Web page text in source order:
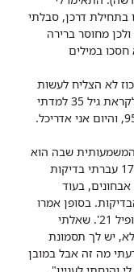
דרכן, סבלתי
מחוסר ברירה
חסכו במילים
לא הצליח לעשות
בגרויות. הוא פיצה על החסך מאחור יותר. "לקראת גיל 35 למדתי
הנדסת אדריכלות בטכניון, סיימתי בממוצע 95, והיום אני אדריכל.
המשמעותית שבה הוא
גילה שיש לו תסמונת מרפן. "לקראת גיל 17-16 עברתי בדיקות
לקראת הגיוס לצבא", הוא נזכר, "עשיתי 6-5 אבחונים, בעוד
סוגי הבדיקות. בסופן אמרו
לי: 'אוקיי, אתה לא תתגייס רגיל כי יש לך פרופיל 21'. שאלתי
יש לך תסמונת
מה זה אבל במובן